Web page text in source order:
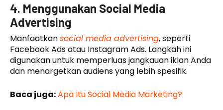
4. Menggunakan Social Media
Advertising
Manfaatkansocial media advertising, seperti
Facebook Ads atau Instagram Ads. Langkah ini
digunakan untuk memperluas jangkauan iklan Anda
dan menargetkan audiens yang lebih spesifik.
Baca juga:Apa Itu Social Media Marketing?